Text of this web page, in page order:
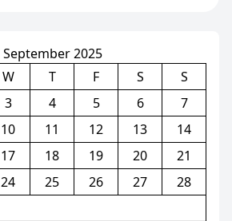
September 2025
W T F S
S
3 4 5 6
7
10 11 12 13
14
17 18 19 20
21
24 25 26 27
28